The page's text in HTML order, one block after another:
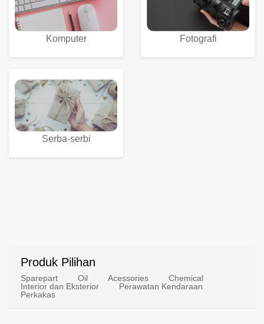
Komputer Fotografi
Serba-serbi
Produk Pilihan
Sparepart Oil Acessories
Chemical
Interior dan Eksterior
Perawatan Kendaraan
Perkakas